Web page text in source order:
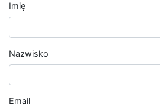
Imię
Nazwisko
Email